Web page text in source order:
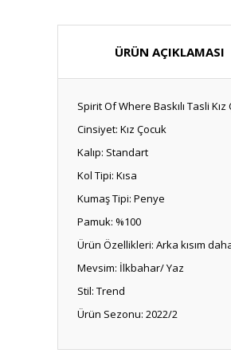
ÜRÜN AÇIKLAMASI
Spirit Of Where Baskılı Tasli
Cinsiyet: Kız Çocuk
Kalıp: Standart
Kol Tipi: Kısa
Kumaş Tipi: Penye
Pamuk: %100
Ürün Özellikleri: Arka kısım
Mevsim: İlkbahar/ Yaz
Stil: Trend
Ürün Sezonu: 2022/2